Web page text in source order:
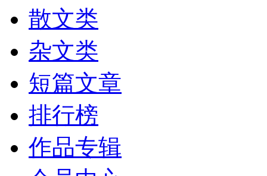
散文类
杂文类
短篇文章
排行榜
作品专辑